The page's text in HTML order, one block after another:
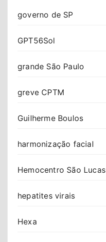
governo de SP
GPT56Sol
grande São Paulo
greve CPTM
Guilherme Boulos
harmonização facial
Hemocentro São Lucas
hepatites virais
Hexa